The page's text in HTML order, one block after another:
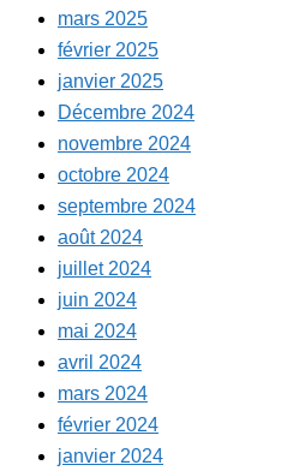
mars 2025
février 2025
janvier 2025
Décembre 2024
novembre 2024
octobre 2024
septembre 2024
août 2024
juillet 2024
juin 2024
mai 2024
avril 2024
mars 2024
février 2024
janvier 2024